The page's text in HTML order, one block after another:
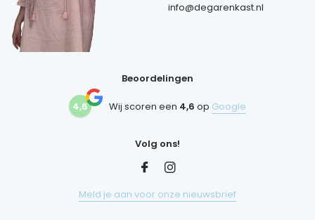
info@degarenkast.nl
Beoordelingen
4,6 Wij scoren een 4,6 op Google
Volg ons!
Meld je aan voor onze nieuwsbrief